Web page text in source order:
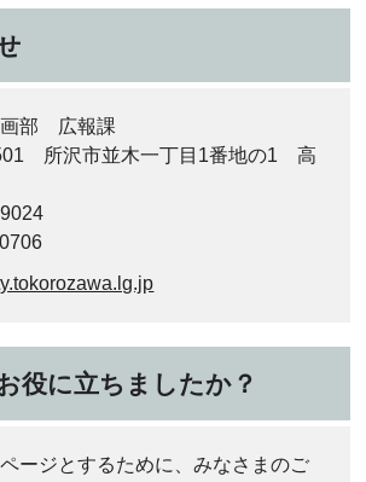
部 広報課
所沢市並木一丁目1番地の1 高
役に立ちましたか？
ージとするために、みなさまのご